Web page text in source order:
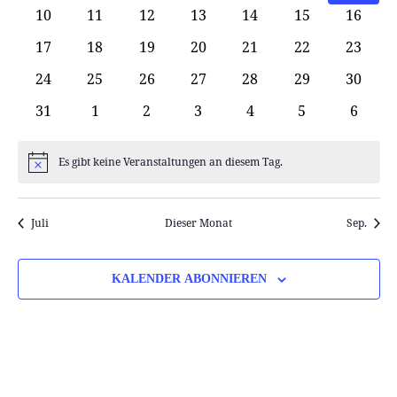
0
10
0
11
0
12
0
13
0
14
0
15
0
16
0
17
0
18
0
19
0
20
0
21
0
22
0
23
0
24
0
25
0
26
0
27
0
28
0
29
0
30
0
31
0
1
0
2
0
3
0
4
0
5
0
6
HinweisEs gibt keine Veranstaltungen an diesem Tag.
Juli Dieser Monat Sep.
KALENDER ABONNIEREN